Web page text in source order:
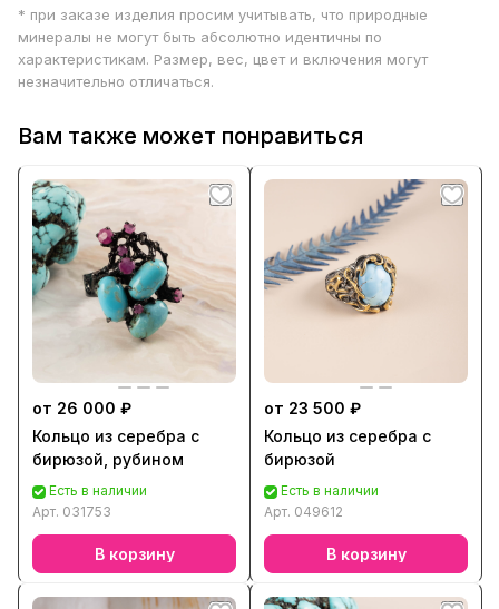
* при заказе изделия просим учитывать, что природные
минералы не могут быть абсолютно идентичны по
характеристикам. Размер, вес, цвет и включения могут
незначительно отличаться.
Вам также может понравиться
от 26 000 ₽
Кольцо из серебра с
бирюзой, рубином
Есть в наличии
Арт. 031753
В корзину
от 23 500 ₽
Кольцо из серебра с
бирюзой
Есть в наличии
Арт. 049612
В корзину